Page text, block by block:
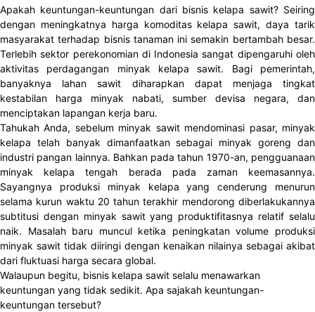
Apakah keuntungan-keuntungan dari bisnis kelapa sawit? Seiring
dengan meningkatnya harga komoditas kelapa sawit, daya tarik
masyarakat terhadap bisnis tanaman ini semakin bertambah besar.
Terlebih sektor perekonomian di Indonesia sangat dipengaruhi oleh
aktivitas perdagangan minyak kelapa sawit. Bagi pemerintah,
banyaknya lahan sawit diharapkan dapat menjaga tingkat
kestabilan harga minyak nabati, sumber devisa negara, dan
menciptakan lapangan kerja baru.
Tahukah Anda, sebelum minyak sawit mendominasi pasar, minyak
kelapa telah banyak dimanfaatkan sebagai minyak goreng dan
industri pangan lainnya. Bahkan pada tahun 1970-an, pengguanaan
minyak kelapa tengah berada pada zaman keemasannya.
Sayangnya produksi minyak kelapa yang cenderung menurun
selama kurun waktu 20 tahun terakhir mendorong diberlakukannya
subtitusi dengan minyak sawit yang produktifitasnya relatif selalu
naik. Masalah baru muncul ketika peningkatan volume produksi
minyak sawit tidak diiringi dengan kenaikan nilainya sebagai akibat
dari fluktuasi harga secara global.
Walaupun begitu, bisnis kelapa sawit selalu menawarkan
keuntungan yang tidak sedikit. Apa sajakah keuntungan-
keuntungan tersebut?